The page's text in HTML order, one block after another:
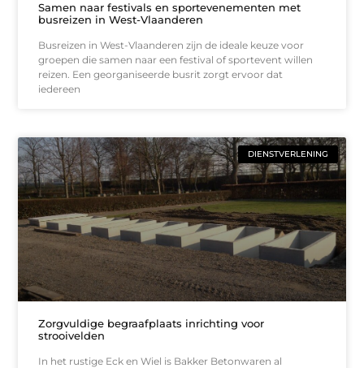
Samen naar festivals en sportevenementen met
busreizen in West-Vlaanderen
Busreizen in West-Vlaanderen zijn de ideale keuze voor
groepen die samen naar een festival of sportevent willen
reizen. Een georganiseerde busrit zorgt ervoor dat
iedereen
DIENSTVERLENING
Zorgvuldige begraafplaats inrichting voor
strooivelden
In het rustige Eck en Wiel is Bakker Betonwaren al